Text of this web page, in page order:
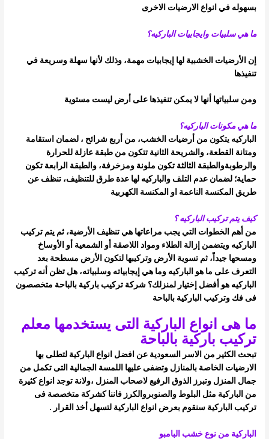
بسهوله في انواع الارضيات الاخرى
ما هي سلبيات وايجابيات الباركيه؟
إن الأرضيات الخشبية لها إيجابيات مهمة، وذلك لأنها سهلة وسريعة في
تنفيذها
ومن سلبياتها أنها لا يمكن تنفيذها على أرض ليست مستوية
ما هي مكونات الباركيه؟
الباركيه يتكون من أرضيات الخشب، من أربع شرائح ، لضمان استقامة
ومتانة القطعة، والشريحة الثانية تتكون من طبقة عازلة للحرارة
والرطوبةوالطبقة الثالثة تكون ملونة ومزخرفة، والطبقة الرابعة تكون
حماية؛ لضمان عدم التلفوالباركيه لها عدة طرق للتنظيف، تنظف عن
طريق المكنسة الناعمة او المكنسة الكهربية
كيف يتم تركيب الباركيه ؟
من أهم الخطوات التي يجب مراعاتها هي تنظيف الأرضية، ثم يتم تركيب
الباركيه ويتضمن إزالة الطلاء ومواد اللاصقة أو الشمعية أو الأوساخ
ومسحهاجيداً، ثم تسوية الأرض وتركيبها لتكون الأرض مسطحةبعد
التعرف على ما هو الباركيه وما هي إيجابياته وسلبياته، هل تظن أنه تركيب
الباركيه هو أفضل إختيار لمنزلك؟شركة تركيب باركية بالباحة متخصصون
فى فك وتركيب الباركية بالباحة
ما هى انواع الباركية التى يستخدمها معلم
تركيب باركية بالباحة
تبحث الكثير من الاسر السعودية عن افضل انواع الباركية لتطلى بها
الارضيات الخاصة بالمنازل وتضفى عليها اللمسة الجمالية التى تكمل من
جمال المنزلوتبرز الذوق الرفيع لاصحاب المنزل ،ولانة توجد انواع كثيرة
من الباركية مثل البلوط والصنوبروالكرز فاننا كشركة متخصصة فى
تركيب الباركية سنقوم بعرض انواع الباركية لتسهل أخذ القرار .
الباركية من نوع خشب البامبو